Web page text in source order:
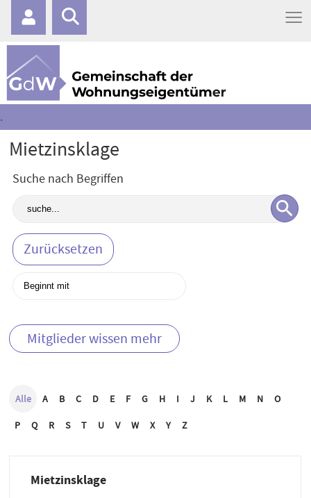
≡
.
Mietzinsklage
Suche nach Begriffen
Mitglieder wissen mehr
Alle A B C D E F G H I J K L M N O
P Q R S T U V W X Y Z
Mietzinsklage